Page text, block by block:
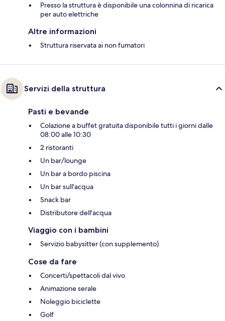
Presso la struttura è disponibile una colonnina di ricarica
per auto elettriche
Altre informazioni
Struttura riservata ai non fumatori
Servizi della struttura
Pasti e bevande
Colazione a buffet gratuita disponibile tutti i giorni dalle
08:00 alle 10:30
2 ristoranti
Un bar/lounge
Un bar a bordo piscina
Un bar sull'acqua
Snack bar
Distributore dell'acqua
Viaggio con i bambini
Servizio babysitter (con supplemento)
Cose da fare
Concerti/spettacoli dal vivo
Animazione serale
Noleggio biciclette
Golf